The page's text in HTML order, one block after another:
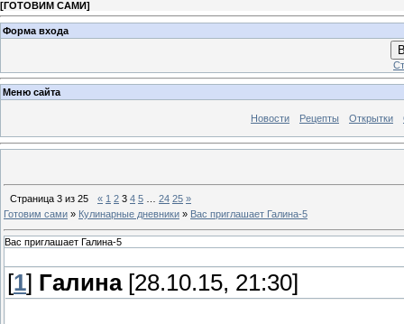
[ГОТОВИМ САМИ]
Форма входа
Меню сайта
Новости Рецепты Открытки
Страница 3 из 25 « 1 2 3 4 5 24 25 »
Готовим сами » Кулинарные дневники » Вас приглашает Галина-5
Вас приглашает Галина-5
[1] Галина[28.10.15, 21:30]